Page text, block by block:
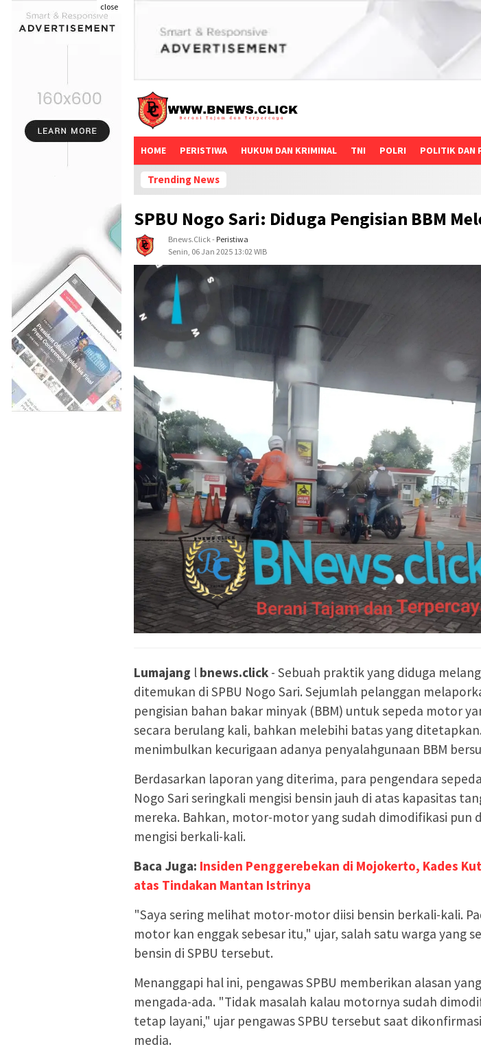
close
HOME PERISTIWA HUKUM DAN KRIMINAL TNI POLRI POLITIK DAN
Trending News
SPBU Nogo Sari: Diduga Pengisian BBM
Bnews.click- Peristiwa
Senin, 06 Jan 2025 13:02 WIB
Lumajang l bnews.click - Sebuah praktik yang diduga
ditemukan di SPBU Nogo Sari. Sejumlah pelanggan
pengisian bahan bakar minyak (BBM) untuk sepeda motor
secara berulang kali, bahkan melebihi batas yang
menimbulkan kecurigaan adanya penyalahgunaan BBM
Berdasarkan laporan yang diterima, para pengendara
Nogo Sari seringkali mengisi bensin jauh di atas kapasitas
mereka. Bahkan, motor-motor yang sudah dimodifikasi pun
mengisi berkali-kali.
Baca Juga: Insiden Penggerebekan di Mojokerto, Kades
atas Tindakan Mantan Istrinya
"Saya sering melihat motor-motor diisi bensin berkali-kali.
motor kan enggak sebesar itu," ujar, salah satu warga yang
bensin di SPBU tersebut.
Menanggapi hal ini, pengawas SPBU memberikan alasan
mengada-ada. "Tidak masalah kalau motornya sudah
tetap layani," ujar pengawas SPBU tersebut saat
media.